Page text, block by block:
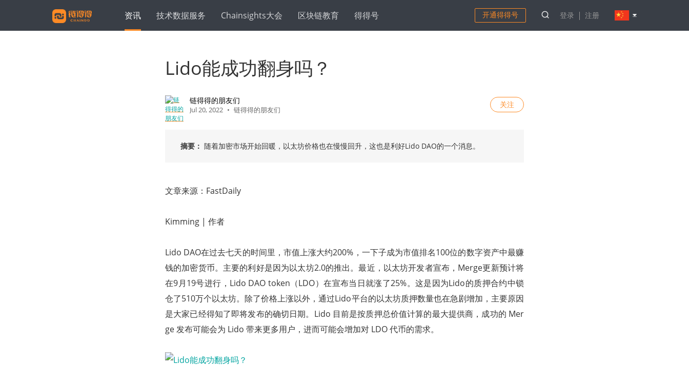
资讯 技术数据服务 Chainsights大会 区块链教育 得得号 开通得得号 登录 注册
Lido能成功翻身吗？
链得得的朋友们
Jul 20, 2022 • 链得得的朋友们
关注
摘要： 随着加密市场开始回暖，以太坊价格也在慢慢回升，这也是利好Lido DAO的一个消息。
文章来源：FastDaily
Kimming | 作者
Lido DAO在过去七天的时间里，市值上涨大约200%，一下子成为市值排名100位的数字资产中最赚
钱的加密货币。主要的利好是因为以太坊2.0的推出。最近，以太坊开发者宣布，Merge更新预计将
在9月19号进行，Lido DAO token（LDO）在宣布当日就涨了25%。这是因为Lido的质押合约中锁
仓了510万个以太坊。除了价格上涨以外，通过Lido平台的以太坊质押数量也在急剧增加，主要原因
是大家已经得知了即将发布的确切日期。Lido 目前是按质押总价值计算的最大提供商，成功的 Mer
ge 发布可能会为 Lido 带来更多用户，进而可能会增加对 LDO 代币的需求。